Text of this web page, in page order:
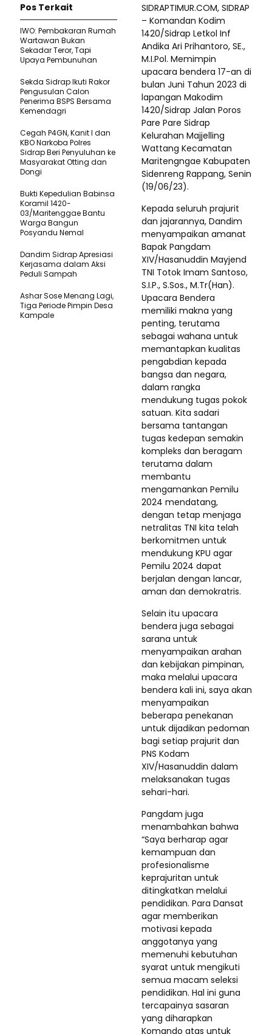
SIDRAPTIMUR.COM, SIDRAP
– Komandan Kodim
1420/Sidrap Letkol Inf
Andika Ari Prihantoro, SE.,
M.I.Pol. Memimpin
upacara bendera 17-an di
bulan Juni Tahun 2023 di
lapangan Makodim
1420/Sidrap Jalan Poros
Pare Pare Sidrap
Kelurahan Majjelling
Wattang Kecamatan
Maritengngae Kabupaten
Sidenreng Rappang, Senin
(19/06/23).
Kepada seluruh prajurit
dan jajarannya, Dandim
menyampaikan amanat
Bapak Pangdam
XIV/Hasanuddin Mayjend
TNI Totok Imam Santoso,
S.I.P., S.Sos., M.Tr(Han).
Upacara Bendera
memiliki makna yang
penting, terutama
sebagai wahana untuk
memantapkan kualitas
pengabdian kepada
bangsa dan negara,
dalam rangka
mendukung tugas pokok
satuan. Kita sadari
bersama tantangan
tugas kedepan semakin
kompleks dan beragam
terutama dalam
membantu
mengamankan Pemilu
2024 mendatang,
dengan tetap menjaga
netralitas TNI kita telah
berkomitmen untuk
mendukung KPU agar
Pemilu 2024 dapat
berjalan dengan lancar,
aman dan demokratris.
Selain itu upacara
bendera juga sebagai
sarana untuk
menyampaikan arahan
dan kebijakan pimpinan,
maka melalui upacara
bendera kali ini, saya akan
menyampaikan
beberapa penekanan
untuk dijadikan pedoman
bagi setiap prajurit dan
PNS Kodam
XIV/Hasanuddin dalam
melaksanakan tugas
sehari-hari.
Pangdam juga
menambahkan bahwa
“Saya berharap agar
kemampuan dan
profesionalisme
keprajuritan untuk
ditingkatkan melalui
pendidikan. Para Dansat
agar memberikan
motivasi kepada
anggotanya yang
memenuhi kebutuhan
syarat untuk mengikuti
semua macam seleksi
pendidikan. Hal ini guna
tercapainya sasaran
yang diharapkan
Komando atas untuk
Pos Terkait
IWO: Pembakaran Rumah
Wartawan Bukan
Sekadar Teror, Tapi
Upaya Pembunuhan
Sekda Sidrap Ikuti Rakor
Pengusulan Calon
Penerima BSPS Bersama
Kemendagri
Cegah P4GN, Kanit I dan
KBO Narkoba Polres
Sidrap Beri Penyuluhan ke
Masyarakat Otting dan
Dongi
Bukti Kepedulian Babinsa
Koramil 1420-
03/Maritenggae Bantu
Warga Bangun
Posyandu Nemal
Dandim Sidrap Apresiasi
Kerjasama dalam Aksi
Peduli Sampah
Ashar Sose Menang Lagi,
Tiga Periode Pimpin Desa
Kampale